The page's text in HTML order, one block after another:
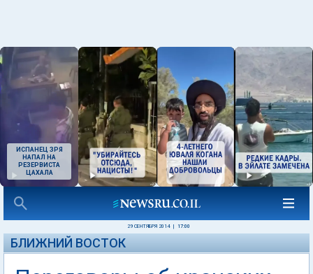
ИСПАНЕЦ ЗРЯ
НАПАЛ НА
РЕЗЕРВИСТА
ЦАХАЛА
29 СЕНТЯБРЯ 2014 17:00
БЛИЖНИЙ ВОСТОК